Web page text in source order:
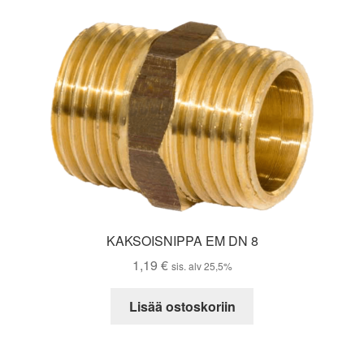
KAKSOISNIPPA EM DN 8
1,19 € sis. alv 25,5%
Lisää ostoskoriin